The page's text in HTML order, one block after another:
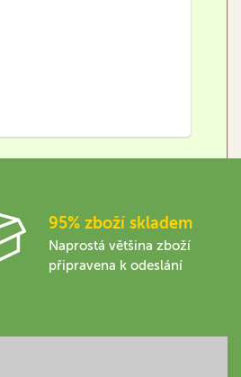
95% zboží skladem
Naprostá většina zboží
připravena k odeslání